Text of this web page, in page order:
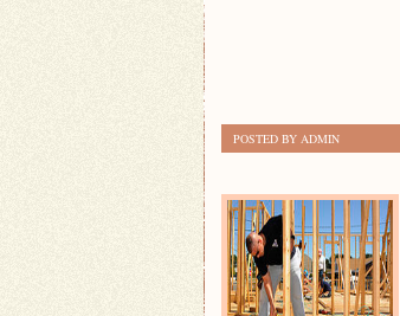
POSTED BY ADMIN